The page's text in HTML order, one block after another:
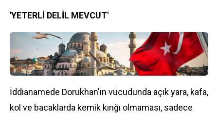
'YETERLİ DELİL MEVCUT'
İddianamede Dorukhan'ın vücudunda açık yara, kafa,
kol ve bacaklarda kemik kırığı olmaması, sadece